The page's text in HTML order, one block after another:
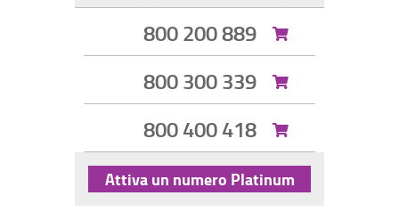
800 200 889
800 300 339
800 400 418
Attiva un numero Platinum